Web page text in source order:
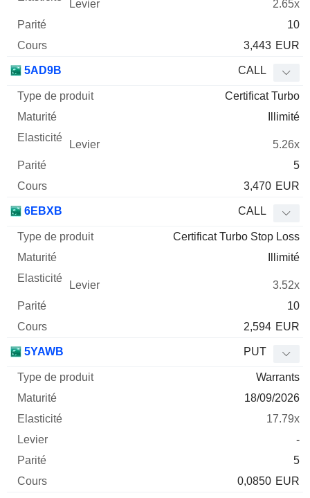
2.65x
10
3,443 EUR
5AD9B CALL
Certificat Turbo
Illimité
5.26x
5
3,470 EUR
6EBXB CALL
Certificat Turbo Stop Loss
Illimité
3.52x
10
2,594 EUR
5YAWB PUT
Warrants
18/09/2026
17.79x
-
5
0,0850 EUR